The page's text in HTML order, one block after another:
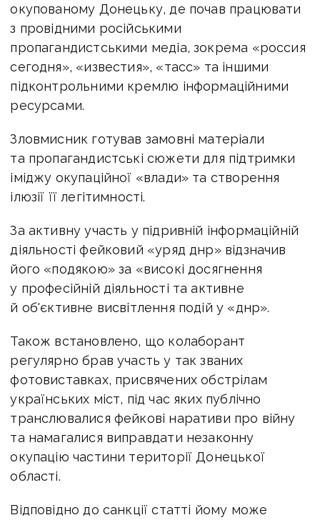
окупованому Донецьку, де почав працювати
з провідними російськими
пропагандистськими медіа, зокрема «россия
сегодня», «известия», «тасс» та іншими
підконтрольними кремлю інформаційними
ресурсами.
Зловмисник готував замовні матеріали
та пропагандистські сюжети для підтримки
іміджу окупаційної «влади» та створення
ілюзії її легітимності.
За активну участь у підривній інформаційній
діяльності фейковий «уряд днр» відзначив
його «подякою» за «високі досягнення
у професійній діяльності та активне
й об'єктивне висвітлення подій у «днр».
Також встановлено, що колаборант
регулярно брав участь у так званих
фотовиставках, присвячених обстрілам
українських міст, під час яких публічно
транслювалися фейкові наративи про війну
та намагалися виправдати незаконну
окупацію частини території Донецької
області.
Відповідно до санкції статті йому може